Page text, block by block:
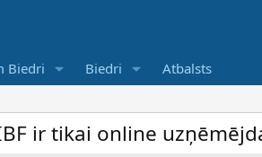
Biedri Biedri Atbalsts
uzņēmējdarbība